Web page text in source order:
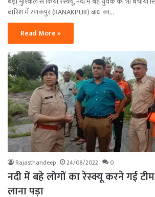
बारिश में रणकपुर (RANAKPUR) बांध का…
Read More »
Rajasthandeep 24/08/2022 0
नदी में बहे लोगों का रेस्क्यू करने गई
लाना पड़ा